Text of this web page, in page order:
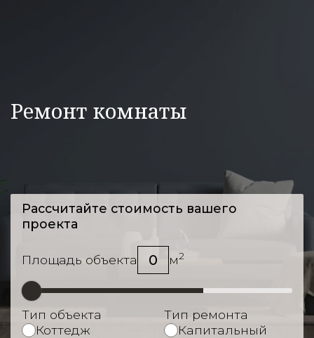
Ремонт комнаты
Рассчитайте стоимость вашего
проекта
Площадь объекта 0 м2
Тип объекта
Коттедж
Тип ремонта
Капитальный